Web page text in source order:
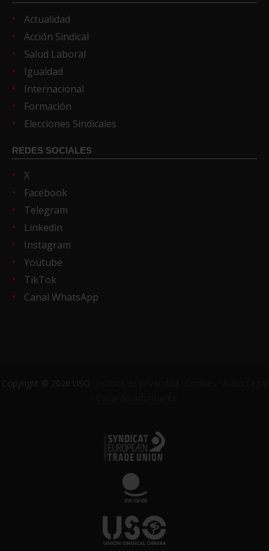
Actualidad
Acción Sindical
Salud Laboral
Igualdad
Internacional
Formación
Elecciones Sindicales
REDES SOCIALES
X
Facebook
Telegram
Linkedin
Instagram
Youtube
TikTok
Canal WhatsApp
Copyright © 2026 USO ·